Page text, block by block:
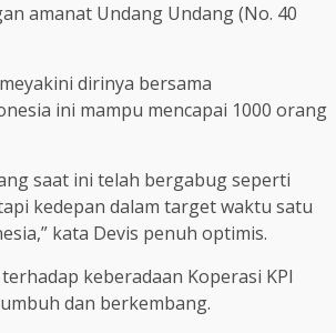
amanat Undang Undang (No. 40
dirinya bersama
ini mampu mencapai 1000 orang
saat ini telah bergabug seperti
kedepan dalam target waktu satu
kata Devis penuh optimis.
keberadaan Koperasi KPI
dan berkembang.